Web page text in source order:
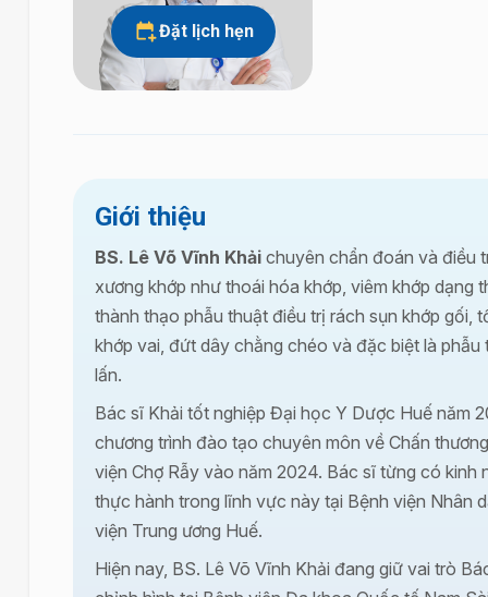
Đặt lịch hẹn
Giới thiệu
BS. Lê Võ Vĩnh Khải chuyên chẩn đoán và điều
xương khớp như thoái hóa khớp, viêm khớp dạng
thành thạo phẫu thuật điều trị rách sụn khớp gối,
khớp vai, đứt dây chằng chéo và đặc biệt là phẫu
lấn.
Bác sĩ Khải tốt nghiệp Đại học Y Dược Huế năm
chương trình đào tạo chuyên môn về Chấn
viện Chợ Rẫy vào năm 2024. Bác sĩ từng có kinh
thực hành trong lĩnh vực này tại Bệnh viện Nhân
viện Trung ương Huế.
Hiện nay, BS. Lê Võ Vĩnh Khải đang giữ vai trò